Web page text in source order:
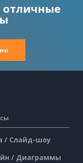
отличные
/ Слайд-шоу
/ Диаграммы